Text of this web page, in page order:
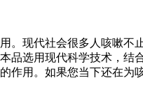
。现代社会很多人咳嗽
品选用现代科学技术，
用。如果您当下还在为